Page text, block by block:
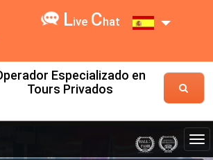
Live Chat
Especializado en
Tours Privados